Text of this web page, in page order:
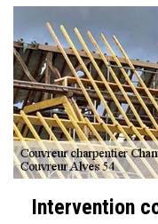
Intervention